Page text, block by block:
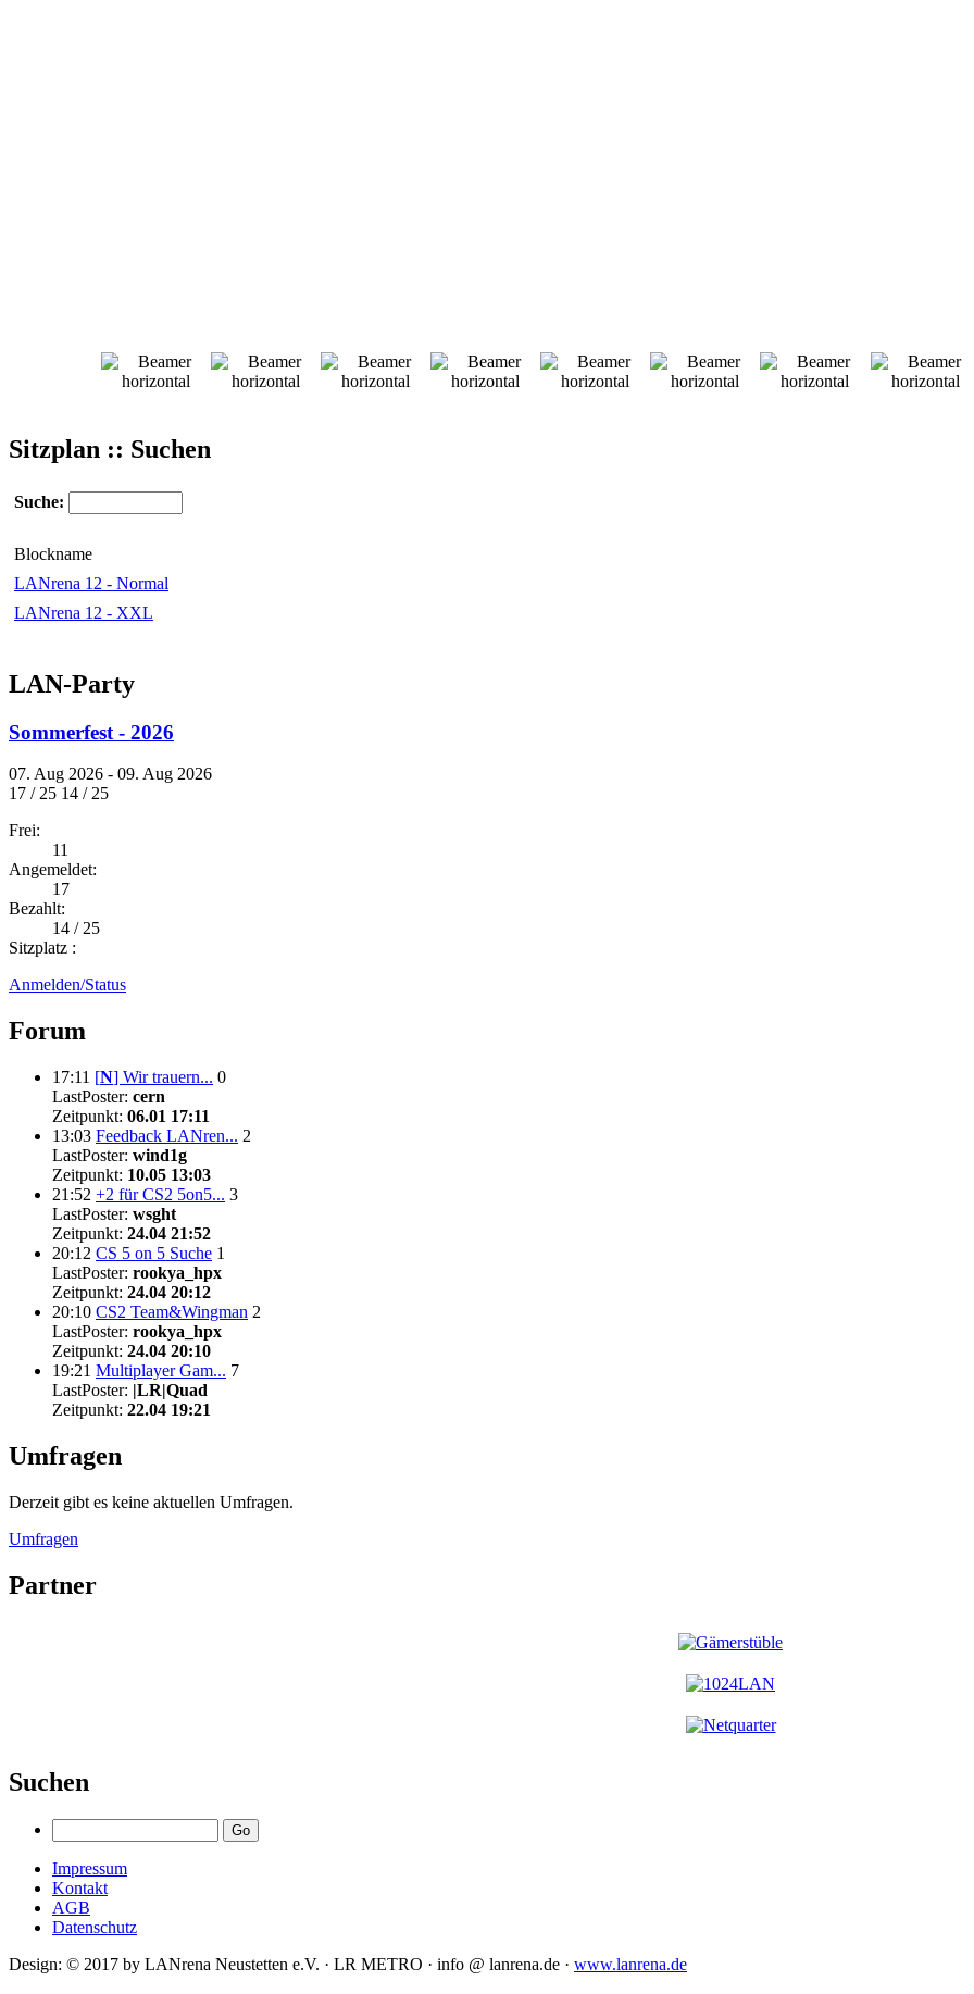
Sitzplan :: Suchen
Suche:
Blockname
LANrena 12 - Normal
LANrena 12 - XXL
LAN-Party
Sommerfest - 2026
07. Aug 2026 - 09. Aug 2026
17 / 25 14 / 25
Frei:
11
Angemeldet:
17
Bezahlt:
14 / 25
Sitzplatz :
Anmelden/Status
Forum
17:11 [N] Wir trauern... 0
LastPoster: cern
Zeitpunkt: 06.01 17:11
13:03 Feedback LANren... 2
LastPoster: wind1g
Zeitpunkt: 10.05 13:03
21:52 +2 für CS2 5on5... 3
LastPoster: wsght
Zeitpunkt: 24.04 21:52
20:12 CS 5 on 5 Suche 1
LastPoster: rookya_hpx
Zeitpunkt: 24.04 20:12
20:10 CS2 Team&Wingman 2
LastPoster: rookya_hpx
Zeitpunkt: 24.04 20:10
19:21 Multiplayer Gam... 7
LastPoster: |LR|Quad
Zeitpunkt: 22.04 19:21
Umfragen
Derzeit gibt es keine aktuellen Umfragen.
Umfragen
Partner
Suchen
Impressum
Kontakt
AGB
Datenschutz
Design: © 2017 by LANrena Neustetten e.V. · LR METRO · info @ lanrena.de · www.lanrena.de